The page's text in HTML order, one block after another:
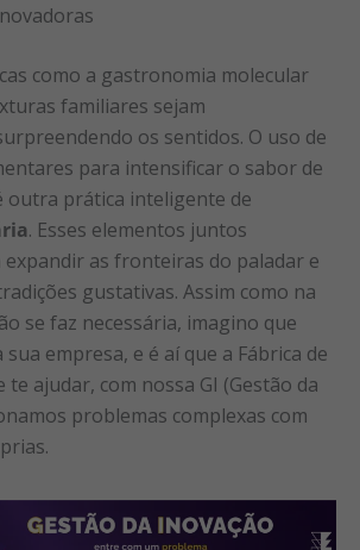
como a gastronomia molecular
familiares sejam
os sentidos. O uso de
para intensificar o sabor de
outra prática inteligente de
. Esses elementos juntos
as fronteiras do paladar e
gustativas. Assim como na
se faz necessária, imagino que
sua empresa, e é aí que a Fábrica de
te ajudar, com nossa GI (Gestão da
problemas complexas com